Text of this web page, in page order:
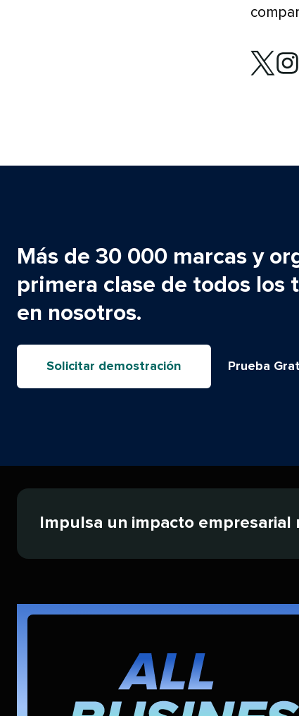
Más de 30 000 marcas y
primera clase de todos los
en nosotros.​​
Solicitar demostración​​ Prueba
Impulsa un impacto